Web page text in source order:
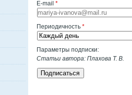
E-mail*
Периодичность*
Параметры подписки:
Статьи автора: Плахова Т. В.
Подписаться